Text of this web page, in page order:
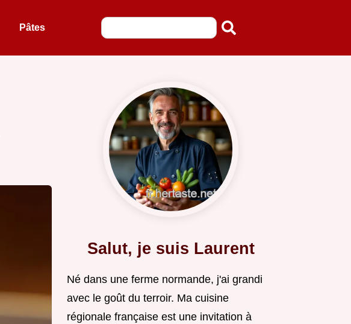
Pâtes
Salut, je suis Laurent
Né dans une ferme normande, j'ai grandi
avec le goût du terroir. Ma cuisine
régionale française est une invitation à